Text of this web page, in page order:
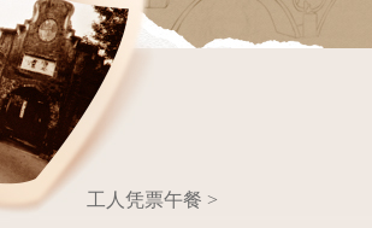
工人凭票午餐 >